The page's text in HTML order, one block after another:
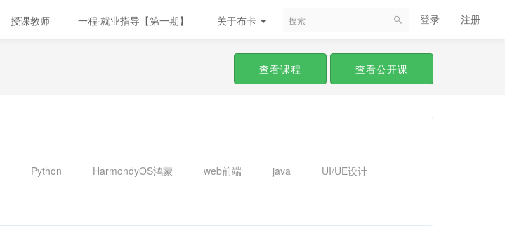
授课教师 一程·就业指导【第一期】 关于布卡 登录 注册
查看课程 查看公开课
Python HarmondyOS鸿蒙 web前端 java UI/UE设计